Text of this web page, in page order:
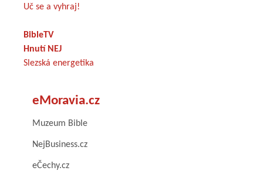
Uč se a vyhraj!
BibleTV
Hnutí NEJ
Slezská energetika
eMoravia.cz
Muzeum Bible
NejBusiness.cz
eČechy.cz